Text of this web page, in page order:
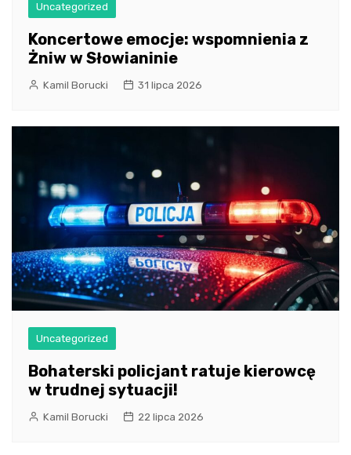
Uncategorized
Koncertowe emocje: wspomnienia z
Żniw w Słowianinie
Kamil Borucki 31 lipca 2026
Uncategorized
Bohaterski policjant ratuje kierowcę
w trudnej sytuacji!
Kamil Borucki 22 lipca 2026